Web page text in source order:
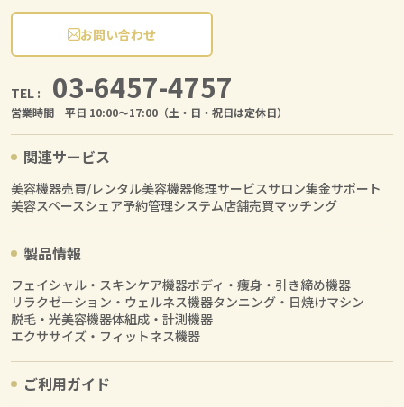
お問い合わせ
TEL : 03-6457-4757
営業時間 平日 10:00〜17:00（土・日・祝日は定休日）
関連サービス
美容機器売買/レンタル美容機器修理サービスサロン集金サポート
美容スペースシェア予約管理システム店舗売買マッチング
製品情報
フェイシャル・スキンケア機器ボディ・痩身・引き締め機器
リラクゼーション・ウェルネス機器タンニング・日焼けマシン
脱毛・光美容機器体組成・計測機器
エクササイズ・フィットネス機器
ご利用ガイド